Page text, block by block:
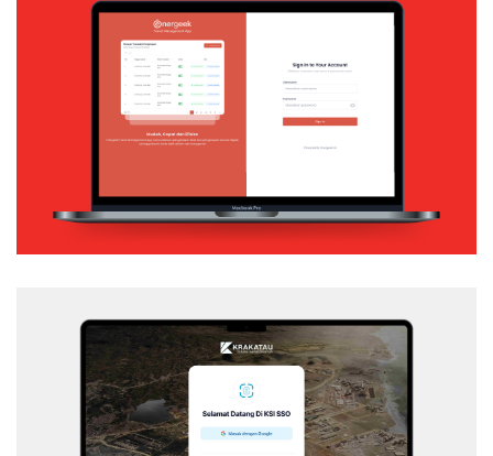
ENERGEEK – TRAVEL MANAGEMENT APP
Web Application
KSI – SSO